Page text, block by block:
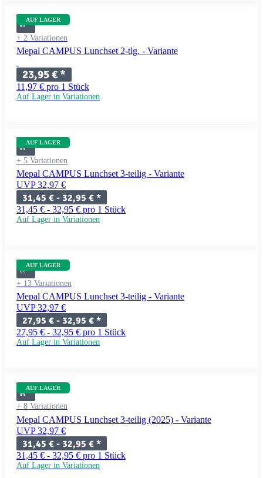
AUF LAGER
+ 2 Variationen
Mepal CAMPUS Lunchset 2-tlg. - Variante
23,95 €*
11,97 € pro 1 Stück
Auf Lager in Variationen
AUF LAGER
+ 5 Variationen
Mepal CAMPUS Lunchset 3-teilig - Variante
UVP 32,97 €
31,45 € - 32,95 € *
31,45 € - 32,95 € pro 1 Stück
Auf Lager in Variationen
AUF LAGER
+ 13 Variationen
Mepal CAMPUS Lunchset 3-teilig - Variante
UVP 32,97 €
27,95 € - 32,95 € *
27,95 € - 32,95 € pro 1 Stück
Auf Lager in Variationen
AUF LAGER
+ 8 Variationen
Mepal CAMPUS Lunchset 3-teilig (2025) - Variante
UVP 32,97 €
31,45 € - 32,95 € *
31,45 € - 32,95 € pro 1 Stück
Auf Lager in Variationen